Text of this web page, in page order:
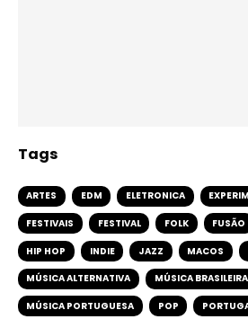
Tags
ARTES EDM ELETRONICA
FESTIVAIS FESTIVAL FOLK FUSÃO
HIP HOP INDIE JAZZ MACOS
MÚSICA ALTERNATIVA MÚSICA BRASILEIRA
MÚSICA PORTUGUESA POP